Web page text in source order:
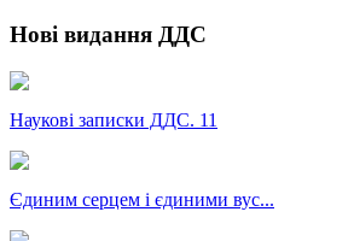
Нові видання ДДС
Наукові записки ДДС. 11
Єдиним серцем і єдиними вус...